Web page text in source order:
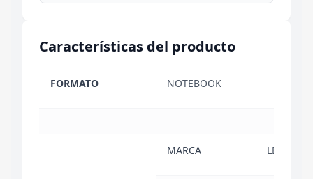
Características del producto
FORMATO NOTEBOOK
MARCA LENOVO